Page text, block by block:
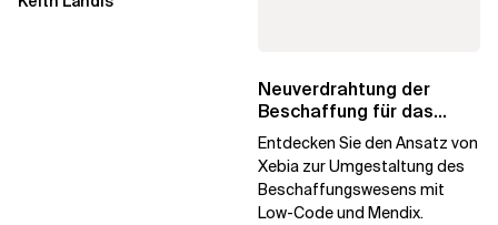
Neuverdrahtung der
Beschaffung für das
digitale Unternehmen
Entdecken Sie den Ansatz von
Xebia zur Umgestaltung des
Beschaffungswesens mit
Low-Code und Mendix.